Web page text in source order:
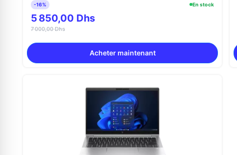
-16% En stock
5 850,00 Dhs
7 000,00 Dhs
Acheter maintenant